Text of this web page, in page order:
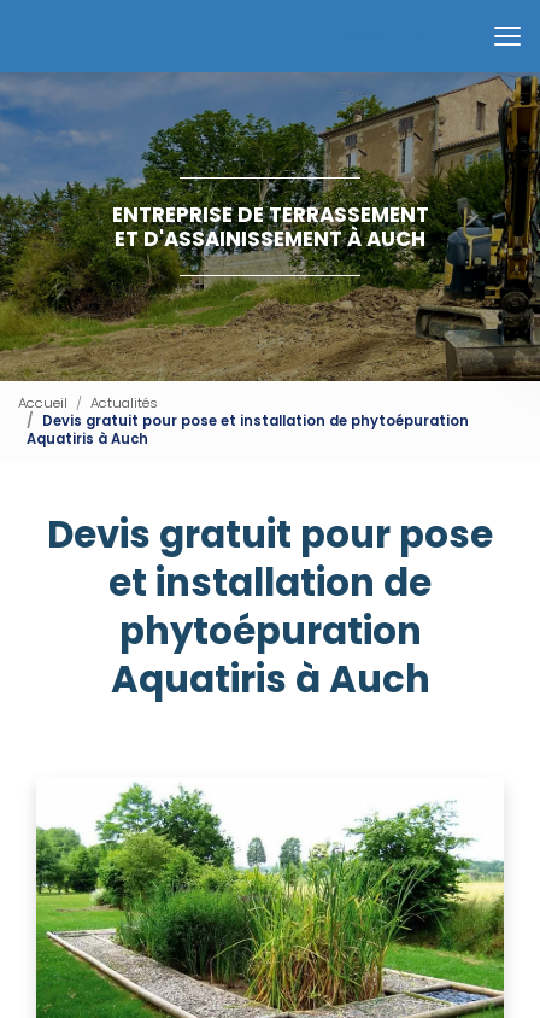
principal
ENTREPRISE DE TERRASSEMENT
ET D'ASSAINISSEMENT À AUCH
Accueil
Actualités
Devis gratuit pour pose et installation de phytoépuration
Aquatiris à Auch
Devis gratuit pour pose
et installation de
phytoépuration
Aquatiris à Auch